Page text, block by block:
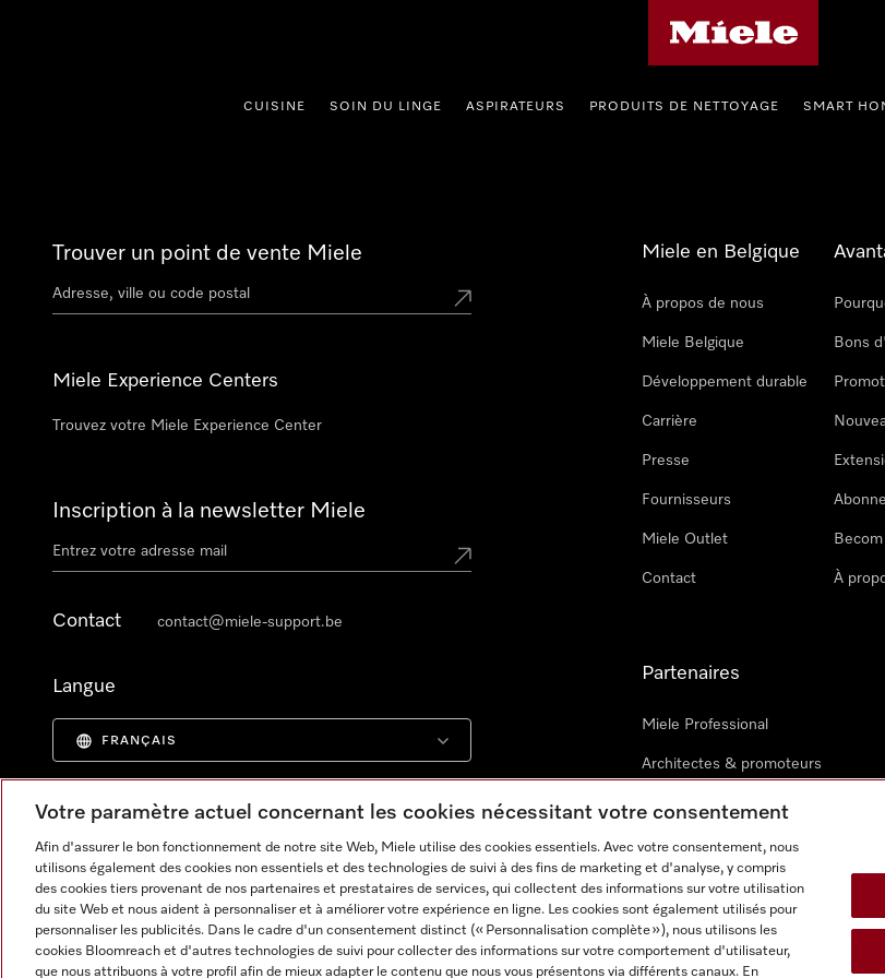
CUISINE SOIN DU LINGE ASPIRATEURS PRODUITS DE NETTOYAGE SMART
Trouver un point de vente Miele
Miele Experience Centers
Trouvez votre Miele Experience Center
Inscription à la newsletter Miele
Contact contact@miele-support.be
Langue
FRANÇAIS
Miele en Belgique
À propos de nous
Miele Belgique
Développement durable
Carrière
Presse
Fournisseurs
Miele Outlet
Contact
Bons
À
Partenaires
Miele Professional
Architectes & promoteurs
Miele Marine
Techniciens Miele externes
Votre paramètre actuel concernant les cookies nécessitant votre consentement
Afin d'assurer le bon fonctionnement de notre site Web, Miele utilise des cookies essentiels. Avec votre consentement, nous
utilisons également des cookies non essentiels et des technologies de suivi à des fins de marketing et d'analyse, y compris
des cookies tiers provenant de nos partenaires et prestataires de services, qui collectent des informations sur votre utilisation
du site Web et nous aident à personnaliser et à améliorer votre expérience en ligne. Les cookies sont également utilisés pour
personnaliser les publicités. Dans le cadre d'un consentement distinct (« Personnalisation complète »), nous utilisons les
cookies Bloomreach et d'autres technologies de suivi pour collecter des informations sur votre comportement d'utilisateur,
que nous attribuons à votre profil afin de mieux adapter le contenu que nous vous présentons via différents canaux. En